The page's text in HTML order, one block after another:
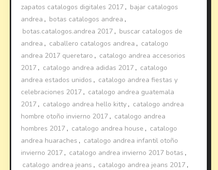
zapatos catalogos digitales 2017 , bajar catalogos
andrea , botas catalogos andrea ,
botas.catalogos.andrea 2017 , buscar catalogos de
andrea , caballero catalogos andrea , catalogo
andrea 2017 queretaro , catalogo andrea accesorios
2017 , catalogo andrea adidas 2017 , catalogo
andrea estados unidos , catalogo andrea fiestas y
celebraciones 2017 , catalogo andrea guatemala
2017 , catalogo andrea hello kitty , catalogo andrea
hombre otoño invierno 2017 , catalogo andrea
hombres 2017 , catalogo andrea house , catalogo
andrea huaraches , catalogo andrea infantil otoño
invierno 2017 , catalogo andrea invierno 2017 botas ,
catalogo andrea jeans , catalogo andrea jeans 2017 ,